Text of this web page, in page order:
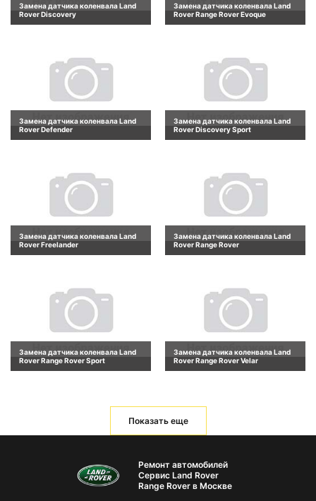
Замена датчика коленвала Land
Rover Discovery
Замена датчика коленвала Land
Rover Range Rover Evoque
Замена датчика коленвала Land
Rover Defender
Замена датчика коленвала Land
Rover Discovery Sport
Замена датчика коленвала Land
Rover Freelander
Замена датчика коленвала Land
Rover Range Rover
Замена датчика коленвала Land
Rover Range Rover Sport
Замена датчика коленвала Land
Rover Range Rover Velar
Показать еще
Ремонт автомобилей
Сервис Land Rover
Range Rover в Москве